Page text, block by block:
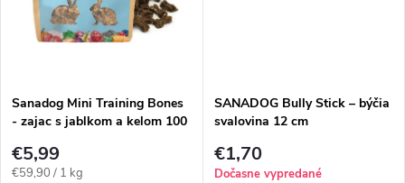
Sanadog Mini Training Bones
- zajac s jablkom a kelom 100
€5,99
Jednotková
€59,90 / 1 kg
SANADOG Bully Stick – býčia
svalovina 12 cm
€1,70
Dočasne vypredané